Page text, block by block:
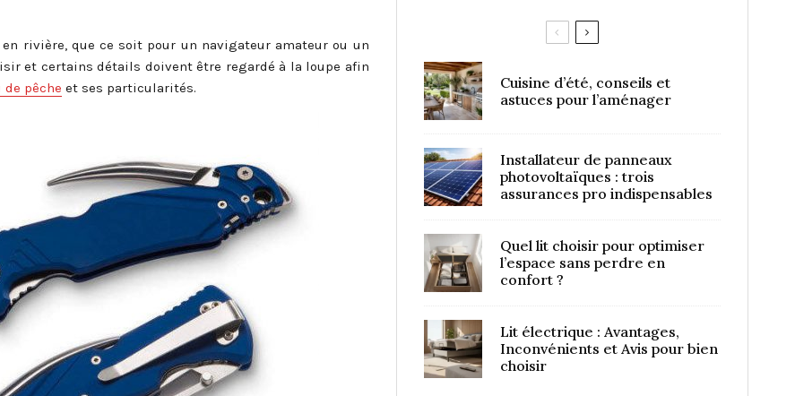
rivière, que ce soit pour un navigateur amateur ou un
et certains détails doivent être regardé à la loupe afin
de pêche et ses particularités.
Cuisine d’été, conseils et
astuces pour l’aménager
Installateur de panneaux
photovoltaïques : trois
assurances pro indispensables
Quel lit choisir pour optimiser
l’espace sans perdre en
confort ?
Lit électrique : Avantages,
Inconvénients et Avis pour bien
choisir